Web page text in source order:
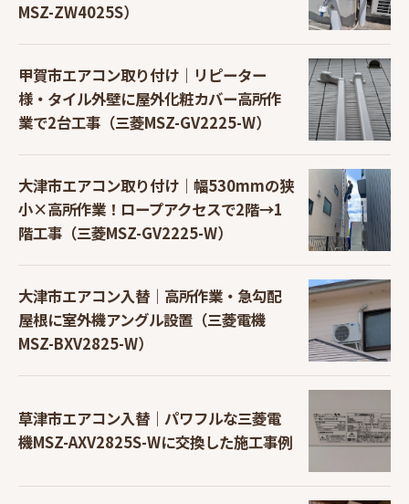
MSZ-ZW4025S）
甲賀市エアコン取り付け｜リピーター
様・タイル外壁に屋外化粧カバー高所作
業で2台工事（三菱MSZ-GV2225-W）
大津市エアコン取り付け｜幅530mmの狭
小×高所作業！ロープアクセスで2階→1
階工事（三菱MSZ-GV2225-W）
大津市エアコン入替｜高所作業・急勾配
屋根に室外機アングル設置（三菱電機
MSZ-BXV2825-W）
草津市エアコン入替｜パワフルな三菱電
機MSZ-AXV2825S-Wに交換した施工事例